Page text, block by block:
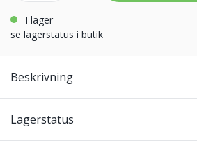
i lager
se lagerstatus i butik
Beskrivning
Lagerstatus